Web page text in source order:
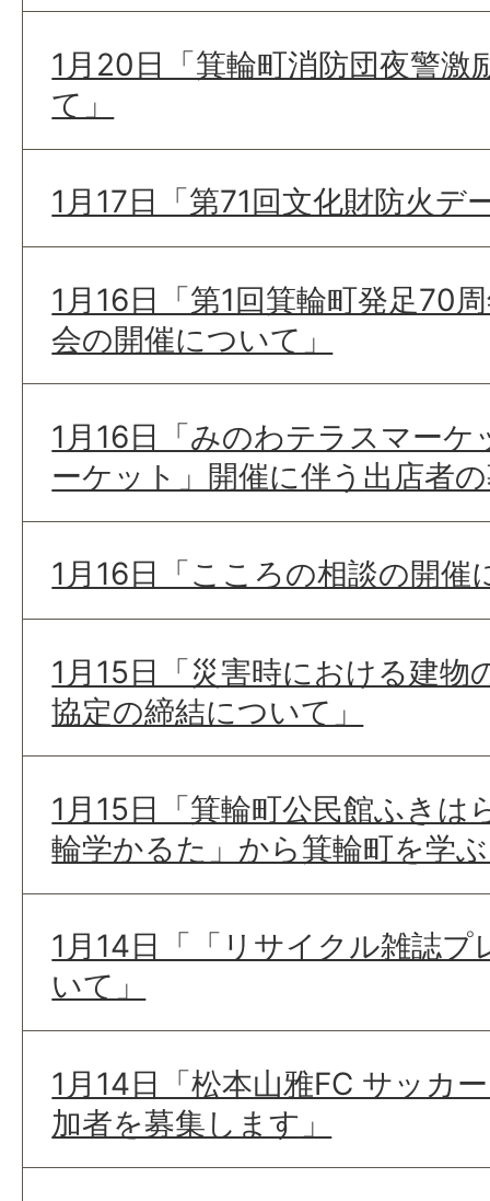
1月20日「箕輪町消防団夜警激
て」
1月17日「第71回文化財防火デ
1月16日「第1回箕輪町発足70
会の開催について」
1月16日「みのわテラスマー
ーケット」開催に伴う出店者
1月16日「こころの相談の開催
1月15日「災害時における建物
協定の締結について」
1月15日「箕輪町公民館ふきは
輪学かるた」から箕輪町を学
1月14日「「リサイクル雑誌
いて」
1月14日「松本山雅FC サッカ
加者を募集します」